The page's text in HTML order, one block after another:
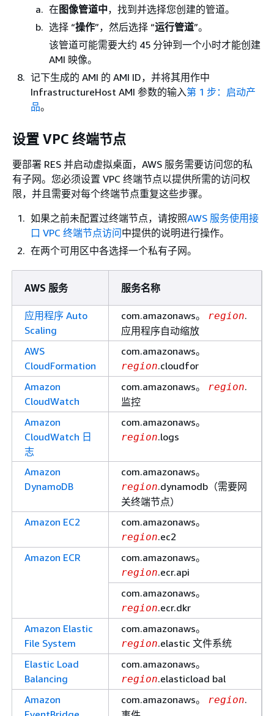
在 图像管道中，找到并选择您创建的管道。
选择 “操作”，然后选择 “运行管道”。
该管道可能需要大约 45 分钟到一个小时才能创建
AMI 映像。
记下生成的 AMI 的 AMI ID，并将其用作中
InfrastructureHost AMI 参数的输入第 1 步：启动产
品。
设置 VPC 终端节点
要部署 RES 并启动虚拟桌面，AWS 服务需要访问您的私
有子网。您必须设置 VPC 终端节点以提供所需的访问权
限，并且需要对每个终端节点重复这些步骤。
如果之前未配置过终端节点，请按照AWS 服务使用接
口 VPC 终端节点访问中提供的说明进行操作。
在两个可用区中各选择一个私有子网。
AWS 服务 服务名称
应用程序 Auto
Scaling
com.amazonaws。 region.
应用程序自动缩放
AWS
CloudFormation
com.amazonaws。
region.cloudfor
Amazon
CloudWatch
com.amazonaws。 region.
监控
Amazon
CloudWatch 日
志
com.amazonaws。
region.logs
Amazon
DynamoDB
com.amazonaws。
region.dynamodb（需要网
关终端节点）
Amazon EC2
com.amazonaws。
region.ec2
Amazon ECR
com.amazonaws。
region.ecr.api
com.amazonaws。
region.ecr.dkr
Amazon Elastic
File System
com.amazonaws。
region.elastic 文件系统
Elastic Load
Balancing
com.amazonaws。
region.elasticload bal
Amazon
com.amazonaws。 region.